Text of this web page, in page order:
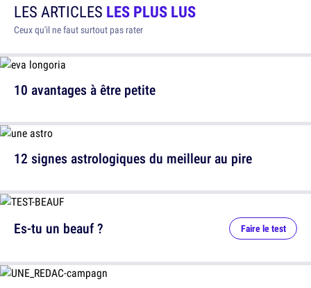
LES ARTICLES LES PLUS LUS
Ceux qu'il ne faut surtout pas rater
10 avantages à être petite
12 signes astrologiques du meilleur au pire
Es-tu un beauf ? Faire le test